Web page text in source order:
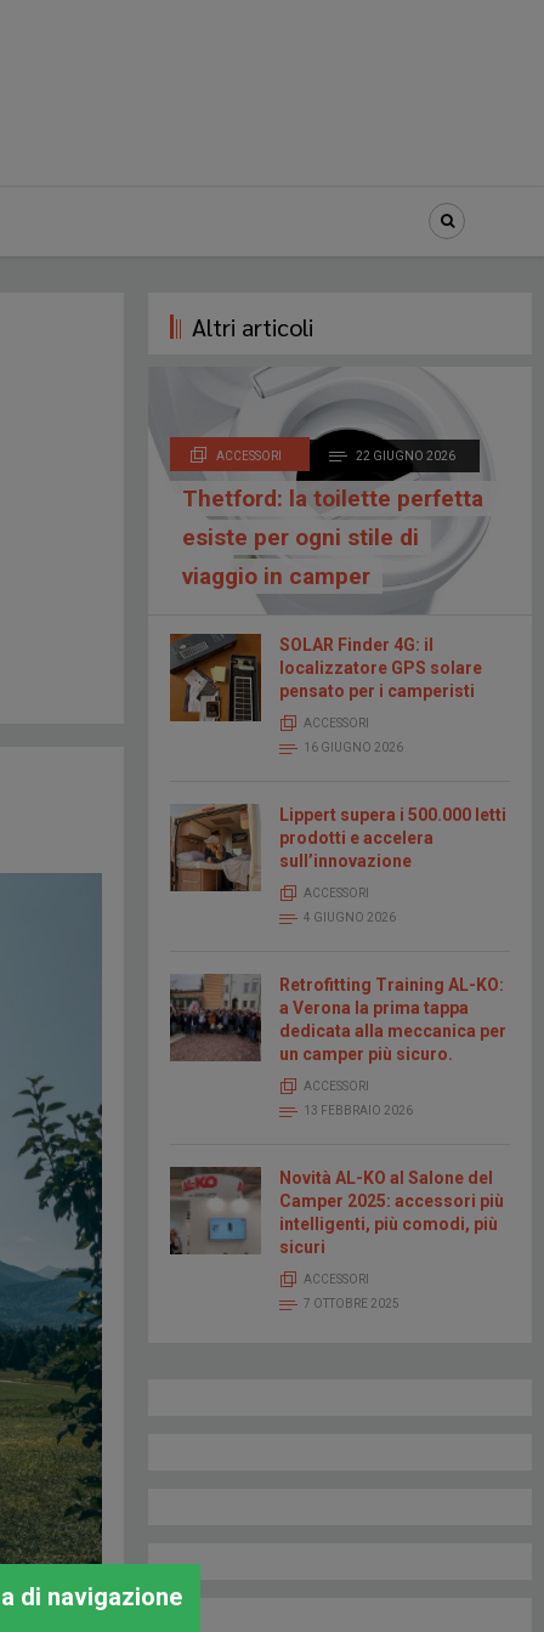
Altri articoli
ACCESSORI 22 GIUGNO 2026
Thetford: la toilette perfetta
esiste per ogni stile di
viaggio in camper
SOLAR Finder 4G: il
localizzatore GPS solare
pensato per i camperisti
ACCESSORI
16 GIUGNO 2026
Lippert supera i 500.000 letti
prodotti e accelera
sull’innovazione
ACCESSORI
4 GIUGNO 2026
Retrofitting Training AL-KO:
a Verona la prima tappa
dedicata alla meccanica per
un camper più sicuro.
ACCESSORI
13 FEBBRAIO 2026
Novità AL-KO al Salone del
Camper 2025: accessori più
intelligenti, più comodi, più
sicuri
ACCESSORI
7 OTTOBRE 2025
di navigazione